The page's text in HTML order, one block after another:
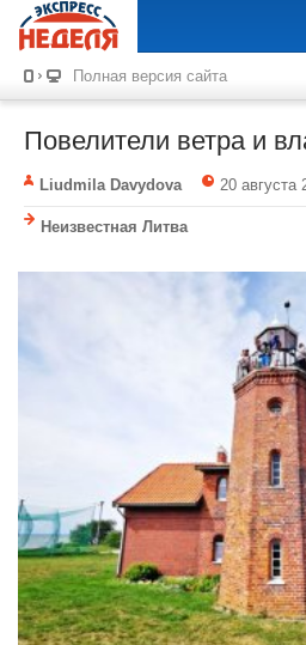
Полная версия сайта
Повелители ветра и
Liudmila Davydova 20 августа
Неизвестная Литва